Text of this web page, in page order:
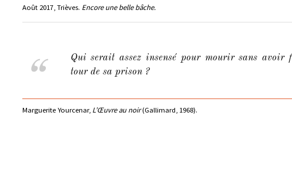
Août 2017, Trièves. Encore une belle bâche.
Qui serait assez insensé pour mourir sans avoir
tour de sa prison ?
Marguerite Yourcenar, L’Œuvre au noir(Gallimard, 1968).